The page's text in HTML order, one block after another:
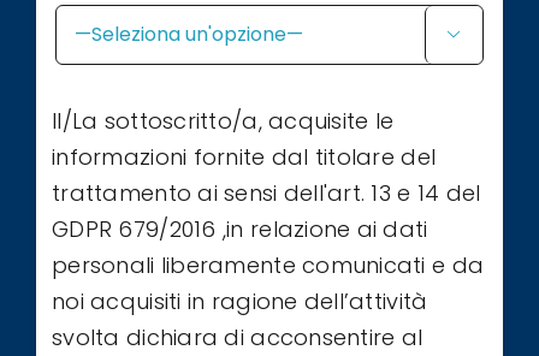

Il/La sottoscritto/a, acquisite le
informazioni fornite dal titolare del
trattamento ai sensi dell'art. 13 e 14 del
GDPR 679/2016 ,in relazione ai dati
personali liberamente comunicati e da
noi acquisiti in ragione dell’attività
svolta dichiara di acconsentire al